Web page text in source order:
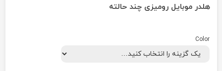
هلدر موبایل رومیزی چند حالته
Color